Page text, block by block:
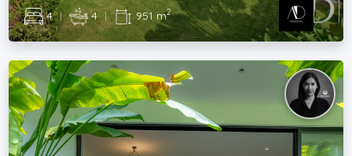
4 | 4 | 951 m2